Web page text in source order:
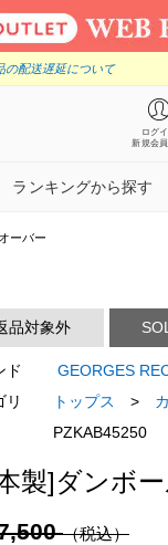
の配送遅延について
ログ
新規会
ランキングから探す
ーバー
品対象外
ド
GEORGES
リ
トップス >
PZKAB45250
製]ダンボ
（税込）